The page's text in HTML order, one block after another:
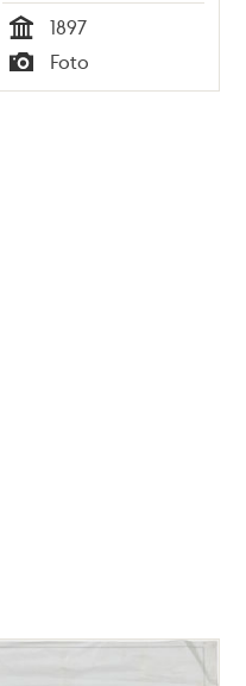
industriutställning
på Djurgården
Tid
1897
Typ
Foto